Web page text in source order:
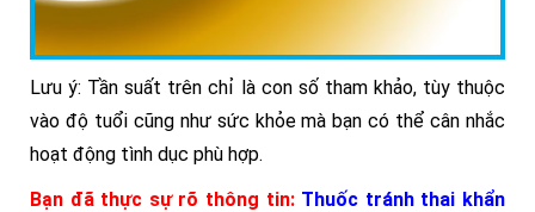
Lưu ý: Tần suất trên chỉ là con số tham khảo, tùy thuộc
vào độ tuổi cũng như sức khỏe mà bạn có thể cân nhắc
hoạt động tình dục phù hợp.
Bạn đã thực sự rõ thông tin: Thuốc tránh thai khẩn